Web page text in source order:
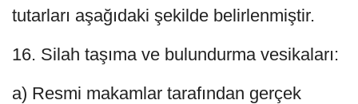
tutarları aşağıdaki şekilde belirlenmiştir.
16. Silah taşıma ve bulundurma vesikaları:
a) Resmi makamlar tarafından gerçek